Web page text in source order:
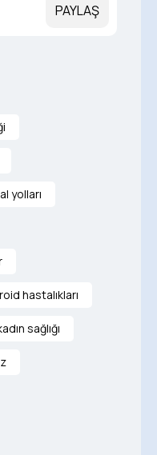
PAYLAŞ
yolları
hastalıkları
sağlığı